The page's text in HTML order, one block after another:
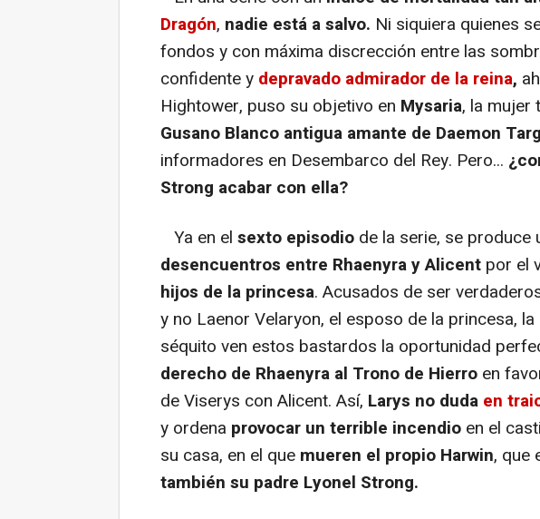
Dragón, nadie está a salvo. Ni siquiera quienes
fondos y con máxima discrección entre las
confidente y depravado admirador de la reina,
Hightower, puso su objetivo en Mysaria, la mujer
Gusano Blanco antigua amante de Daemon
informadores en Desembarco del Rey. Pero...
Strong acabar con ella?
Ya en el sexto episodio de la serie, se produce
desencuentros entre Rhaenyra y Alicent por el
hijos de la princesa. Acusados de ser
y no Laenor Velaryon, el esposo de la princesa,
séquito ven estos bastardos la oportunidad
derecho de Rhaenyra al Trono de Hierro en
de Viserys con Alicent. Así, Larys no duda en
y ordena provocar un terrible incendio en el
su casa, en el que mueren el propio Harwin, que
también su padre Lyonel Strong.